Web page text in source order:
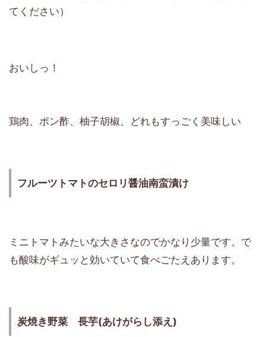
てください）
おいしっ！
鶏肉、ポン酢、柚子胡椒、どれもすっごく美味しい
フルーツトマトのセロリ醤油南蛮漬け
ミニトマトみたいな大きさなのでかなり少量です。で
も酸味がギュッと効いていて食べごたえあります。
炭焼き野菜 長芋(あけがらし添え)